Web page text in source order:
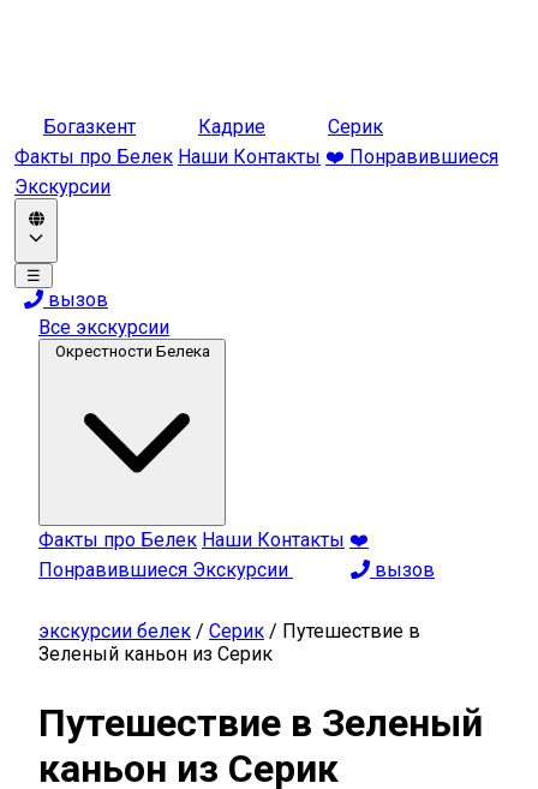
Богазкент Кадрие
Серик
Факты про Белек Наши Контакты ❤️ Понравившиеся
Экскурсии
☰
вызов
Все экскурсии
Окрестности Белека
Факты про Белек Наши Контакты ❤️
Понравившиеся Экскурсии
вызов
экскурсии белек / Серик / Путешествие в
Зеленый каньон из Серик
Путешествие в Зеленый
каньон из Серик